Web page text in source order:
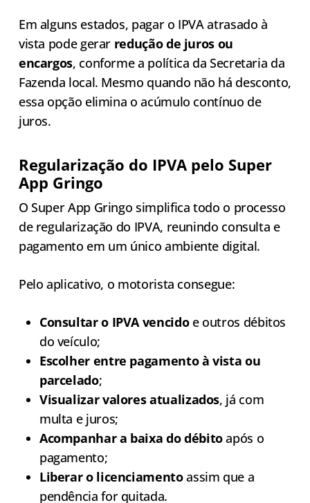
Em alguns estados, pagar o IPVA atrasado à
vista pode gerar redução de juros ou
encargos, conforme a política da Secretaria da
Fazenda local. Mesmo quando não há desconto,
essa opção elimina o acúmulo contínuo de
juros.
Regularização do IPVA pelo Super
App Gringo
O Super App Gringo simplifica todo o processo
de regularização do IPVA, reunindo consulta e
pagamento em um único ambiente digital.
Pelo aplicativo, o motorista consegue:
Consultar o IPVA vencidoe outros débitos
do veículo;
Escolher entre pagamento à vista ou
parcelado;
Visualizar valores atualizados, já com
multa e juros;
Acompanhar a baixa do débitoapós o
pagamento;
Liberar o licenciamentoassim que a
pendência for quitada.